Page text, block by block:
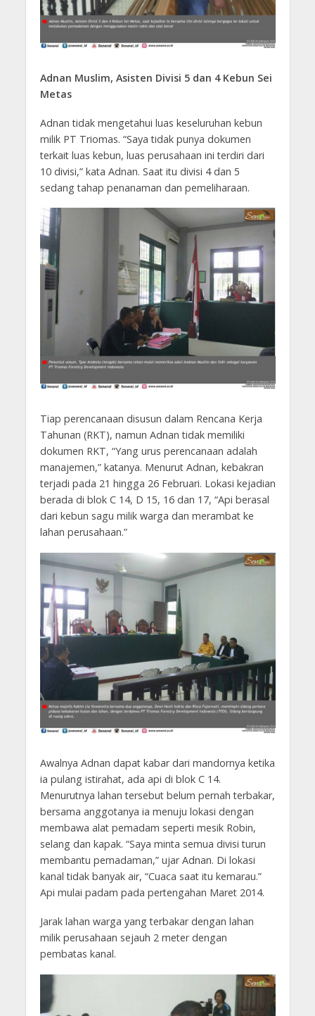
Adnan Muslim, Asisten Divisi 5 dan 4 Kebun Sei
Metas
Adnan tidak mengetahui luas keseluruhan kebun
milik PT Triomas. “Saya tidak punya dokumen
terkait luas kebun, luas perusahaan ini terdiri dari
10 divisi,” kata Adnan. Saat itu divisi 4 dan 5
sedang tahap penanaman dan pemeliharaan.
Tiap perencanaan disusun dalam Rencana Kerja
Tahunan (RKT), namun Adnan tidak memiliki
dokumen RKT, “Yang urus perencanaan adalah
manajemen,” katanya. Menurut Adnan, kebakran
terjadi pada 21 hingga 26 Februari. Lokasi kejadian
berada di blok C 14, D 15, 16 dan 17, “Api berasal
dari kebun sagu milik warga dan merambat ke
lahan perusahaan.”
Awalnya Adnan dapat kabar dari mandornya ketika
ia pulang istirahat, ada api di blok C 14.
Menurutnya lahan tersebut belum pernah terbakar,
bersama anggotanya ia menuju lokasi dengan
membawa alat pemadam seperti mesik Robin,
selang dan kapak. “Saya minta semua divisi turun
membantu pemadaman,” ujar Adnan. Di lokasi
kanal tidak banyak air, “Cuaca saat itu kemarau.”
Api mulai padam pada pertengahan Maret 2014.
Jarak lahan warga yang terbakar dengan lahan
milik perusahaan sejauh 2 meter dengan
pembatas kanal.